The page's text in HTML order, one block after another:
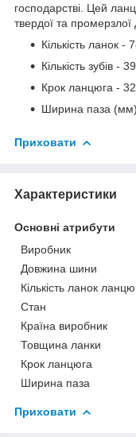
господарстві. Цей
твердої та промерзлої
Кількість ланок -
Кількість зубів - 39
Крок ланцюга -
Ширина паза
Приховати
Характеристики
Основні атрибути
Виробник
Довжина шини
Кількість ланок
Стан
Країна виробник
Товщина ланки
Крок ланцюга
Ширина паза
Приховати